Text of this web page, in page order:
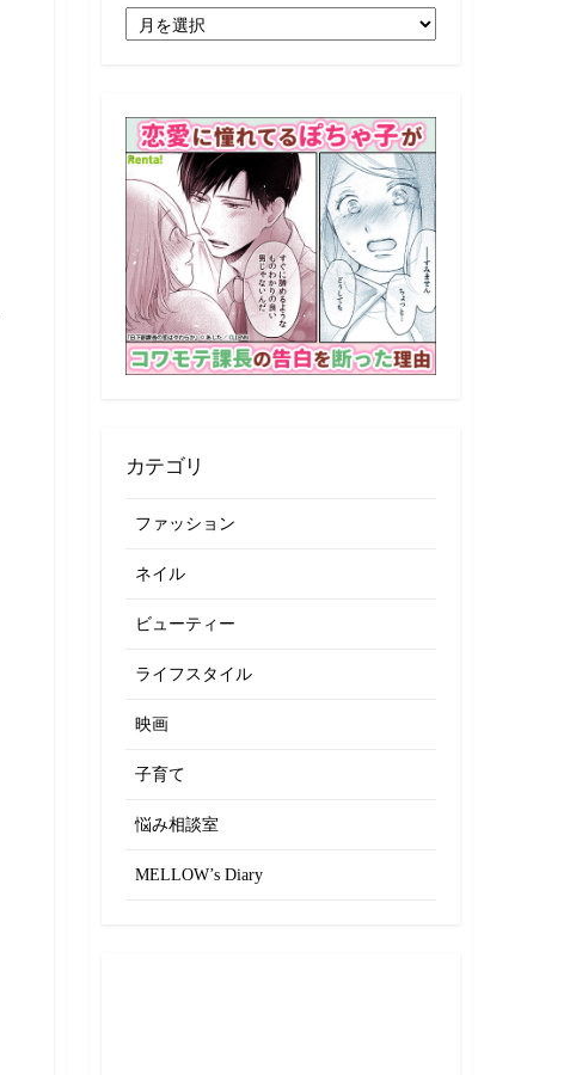
別
覧
カテゴリ
ファッション
ネイル
ビューティー
ライフスタイル
映画
子育て
悩み相談室
MELLOW’s Diary